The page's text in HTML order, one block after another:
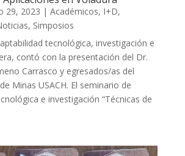
29, 2023 | Académicos, I+D,
, Simposios
tecnológica, investigación e
contó con la presentación del Dr.
Carrasco y egresados/as del
Minas USACH. El seminario de
e investigación “Técnicas de